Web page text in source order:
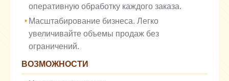
оперативную обработку каждого заказа.
Масштабирование бизнеса. Легко
увеличивайте объемы продаж без
ограничений.
ВОЗМОЖНОСТИ